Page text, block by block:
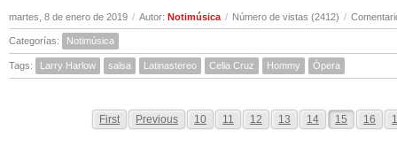
martes, 8 de enero de 2019 / Autor: Notimúsica / Número de vistas (2412) /
Categorías: Notimúsica
Tags: Larry Harlow salsa Latinastereo Celia Cruz Hommy Ópera
First Previous 10 11 12 13 14 15 16